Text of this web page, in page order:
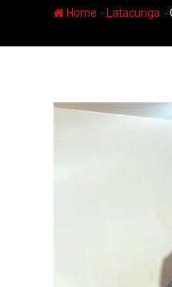
Home - Latacunga -